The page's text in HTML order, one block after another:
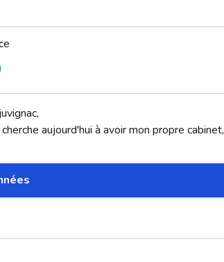
aujourd'hui à avoir mon propre cabinet,